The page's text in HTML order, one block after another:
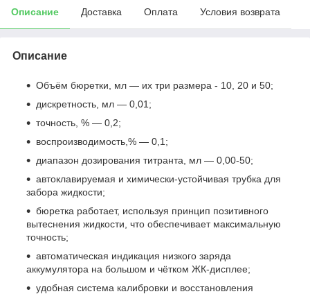
Описание Доставка Оплата Условия возврата
Описание
Объём бюретки, мл — их три размера - 10, 20 и 50;
дискретность, мл — 0,01;
точность, % — 0,2;
воспроизводимость,% — 0,1;
диапазон дозирования титранта, мл — 0,00-50;
автоклавируемая и химически-устойчивая трубка для
забора жидкости;
бюретка работает, используя принцип позитивного
вытеснения жидкости, что обеспечивает максимальную
точность;
автоматическая индикация низкого заряда
аккумулятора на большом и чётком ЖК-дисплее;
удобная система калибровки и восстановления